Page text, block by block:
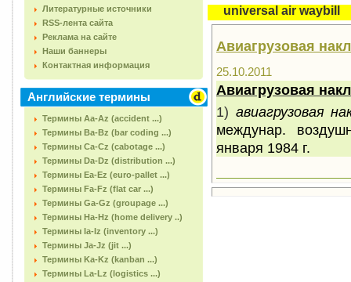
Литературные источники
RSS-лента сайта
Реклама на сайте
Наши баннеры
Контактная информация
Английские термины
Термины Aa-Az (accident ...)
Термины Ba-Bz (bar coding ...)
Термины Ca-Cz (cabotage ...)
Термины Da-Dz (distribution ...)
Термины Ea-Ez (euro-pallet ...)
Термины Fa-Fz (flat car ...)
Термины Ga-Gz (groupage ...)
Термины Ha-Hz (home delivery ..)
Термины Ia-Iz (inventory ...)
Термины Ja-Jz (jit ...)
Термины Ka-Kz (kanban ...)
Термины La-Lz (logistics ...)
universal air waybill
Авиагрузовая
25.10.2011
Авиагрузовая
1) авиагрузовая
междунар.
января 1984 г.